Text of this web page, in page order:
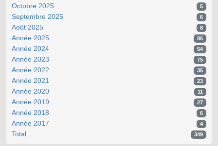
Octobre 2025 5
Septembre 2025 6
Août 2025 8
Année 2025 86
Année 2024 54
Année 2023 75
Année 2022 35
Année 2021 23
Année 2020 11
Année 2019 27
Année 2018 6
Année 2017 4
Total 349